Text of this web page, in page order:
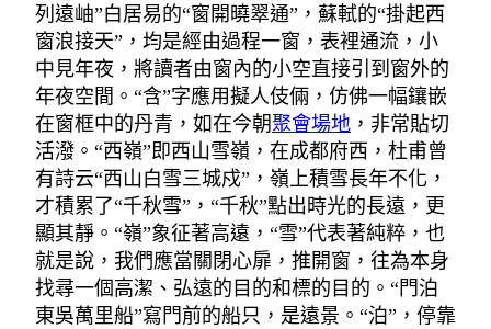
列遠岫”白居易的“窗開曉翠通”，蘇軾的“掛起西
窗浪接天”，均是經由過程一窗，表裡通流，小
中見年夜，將讀者由窗內的小空直接引到窗外的
年夜空間。“含”字應用擬人伎倆，仿佛一幅鑲嵌
在窗框中的丹青，如在今朝聚會場地 ，非常貼切
活潑。“西嶺”即西山雪嶺，在成都府西，杜甫曾
有詩云“西山白雪三城戍”，嶺上積雪長年不化，
才積累了“千秋雪”，“千秋”點出時光的長遠，更
顯其靜。“嶺”象征著高遠，“雪”代表著純粹，也
就是說，我們應當關閉心扉，推開窗，往為本身
找尋一個高潔、弘遠的目的和標的目的。“門泊
東吳萬里船”寫門前的船只，是遠景。“泊”，停靠